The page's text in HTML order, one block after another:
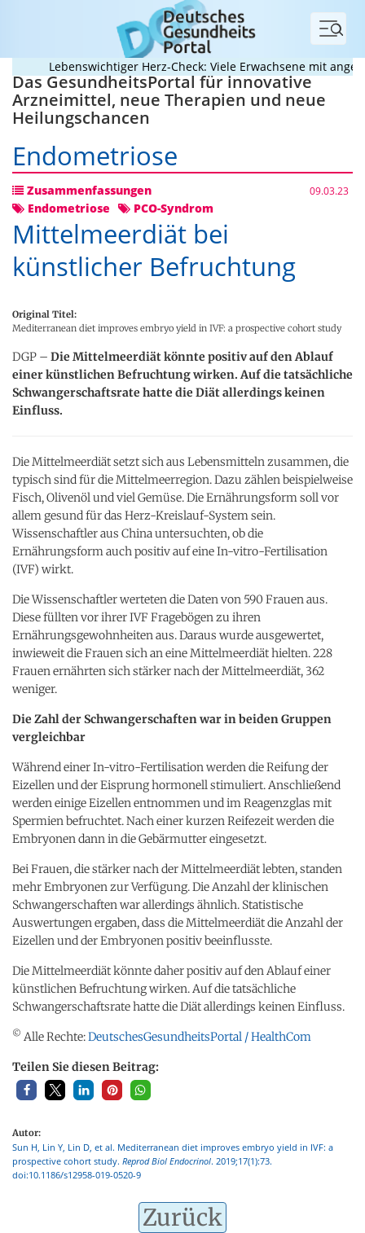
Menü
Lebenswichtiger Herz-Check: Viele Erwachsene mit
Das GesundheitsPortal für innovative
Arzneimittel, neue Therapien und neue
Heilungschancen
Endometriose
Zusammenfassungen 09.03.23
Endometriose PCO-Syndrom
Mittelmeerdiät bei
künstlicher Befruchtung
Original Titel:
Mediterranean diet improves embryo yield in IVF: a prospective cohort study
DGP – Die Mittelmeerdiät könnte positiv auf den Ablauf
einer künstlichen Befruchtung wirken. Auf die tatsächliche
Schwangerschaftsrate hatte die Diät allerdings keinen
Einfluss.
Die Mittelmeerdiät setzt sich aus Lebensmitteln zusammen, die
typisch sind für die Mittelmeerregion. Dazu zählen beispielweise
Fisch, Olivenöl und viel Gemüse. Die Ernährungsform soll vor
allem gesund für das Herz-Kreislauf-System sein.
Wissenschaftler aus China untersuchten, ob die
Ernährungsform auch positiv auf eine In-vitro-Fertilisation
(IVF) wirkt.
Die Wissenschaftler werteten die Daten von 590 Frauen aus.
Diese füllten vor ihrer IVF Fragebögen zu ihren
Ernährungsgewohnheiten aus. Daraus wurde ausgewertet,
inwieweit die Frauen sich an eine Mittelmeerdiät hielten. 228
Frauen ernährten sich stärker nach der Mittelmeerdiät, 362
weniger.
Die Zahl der Schwangerschaften war in beiden Gruppen
vergleichbar
Während einer In-vitro-Fertilisation werden die Reifung der
Eizellen und der Eisprung hormonell stimuliert. Anschließend
werden einige Eizellen entnommen und im Reagenzglas mit
Spermien befruchtet. Nach einer kurzen Reifezeit werden die
Embryonen dann in die Gebärmutter eingesetzt.
Bei Frauen, die stärker nach der Mittelmeerdiät lebten, standen
mehr Embryonen zur Verfügung. Die Anzahl der klinischen
Schwangerschaften war allerdings ähnlich. Statistische
Auswertungen ergaben, dass die Mittelmeerdiät die Anzahl der
Eizellen und der Embryonen positiv beeinflusste.
Die Mittelmeerdiät könnte daher positiv auf den Ablauf einer
künstlichen Befruchtung wirken. Auf die tatsächliche
Schwangerschaftsrate hatte die Diät allerdings keinen Einfluss.
© Alle Rechte:DeutschesGesundheitsPortal / HealthCom
Teilen Sie diesen Beitrag:
Autor:
Sun H, Lin Y, Lin D, et al. Mediterranean diet improves embryo yield in IVF: a
prospective cohort study. Reprod Biol Endocrinol. 2019;17(1):73.
doi:10.1186/s12958-019-0520-9
Zurück